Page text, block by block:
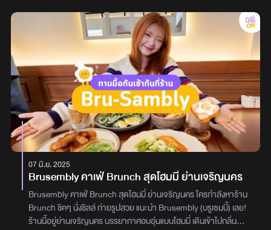
อังคาร ผสานกับความมินิมอลโทนส้ม-น้ำตาลแบบ Mars Vibe ทุกมุม
ของร้านคือ Photo Spot ที่สายคาเฟ่ฮอปเปอร์ห้ามพลาด! จะถ่ายกับ
หินอุกกาบาตข้างกระจก หรือจะนั่งจิบกาแฟหน้าดาวเคราะห์เทียม ก็ได้
ฟีลเหมือนอยู่ใน NASA Lab แล้ว พี่พนักงานที่นี่นอกจากจะบริการ
ดีแล้ว ยังแนะนำเมนูซิกเนเจอร์ให้แบบไม่กั๊ก เมนูที่นี่มีทั้งของคาวและของ
หวาน แต่แอดมินแอบพลาดตรงที่กินข้าวมาแล้ว เลยจัดแค่ของหวานกับ
เครื่องดื่ม เริ่มที่ Orange Saturn เค้กส้มหวานกำลังดี เสิร์ฟมาเป็นรูป
ดาวเสาร์ น่ารักและอร่อยในคำเดียว ส่วน Biscoff Cheese Cake ชีส
เค้กเนื้อนุ่ม หอมบิสกอฟเต็มๆ แต่ถ้าไม่ถนัดของหวานอาจจะแอบเลี่ยน
นิดนึง เครื่องดื่มแอดเลือก Global Warming สปาร์คกลิ้งโซดารสผลไม้
ดื่มแล้วสดชื่นมาก! ส่วนสายกาแฟห้ามพลาด Black Holeเอสเพรสโซ่
ช็อตกับโซดา ออนท็อปด้วยซินนาม่อน หอม เข้ม นอกจากนี้ ที่ร้านยังมี
โซนขายของที่ระลึกเก๋ๆ และ Photo Booth ด้านหน้าร้านให้แชะภาพเก็บ
โมเมนต์กับเพื่อนแบบสไตล์อวกาศไว้ด้วย บอกเลยว่าได้ทั้งรูป ได้ทั้งฟีล
ครบจบในที่เดียวพิกัดที่ : ซอยนาเกลือ 12 เมืองพัทยา อำเภอบางละมุง
ชลบุรี 20150IG : @mars.pattayaเบอร์ : 086-3295444เวลาเปิด-
ปิด : เปิดทุกวัน 9:00-18:00 น.ผู้เขียน : พิชชาภรณ์ ผาสุขดี
07 มิ.ย. 2025
Brusembly คาเฟ่ Brunch สุดโฮมมี่ ย่านเจริญนคร
Brusembly คาเฟ่ Brunch สุดโฮมมี่ ย่านเจริญนคร ใครกำลังหาร้าน
Brunch ชิคๆ นั่งชิลล์ ถ่ายรูปสวย แนะนำ Brusembly (บรูเซมบี้) เลย!
ร้านนี้อยู่ย่านเจริญนคร บรรยากาศอบอุ่นแบบโฮมมี่ เดินเข้าไปกลิ่น